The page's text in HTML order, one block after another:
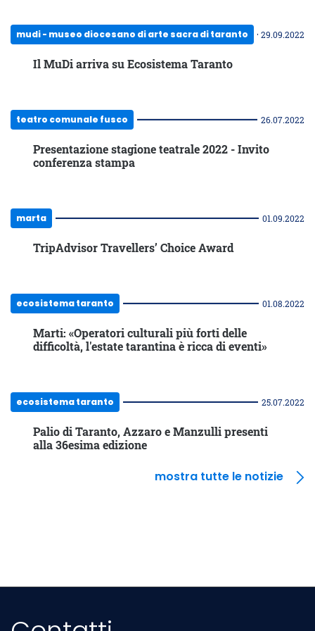
mudi - museo diocesano di arte sacra di taranto 29.09.2022
Il MuDi arriva su Ecosistema Taranto
teatro comunale fusco 26.07.2022
Presentazione stagione teatrale 2022 - Invito
conferenza stampa
marta 01.09.2022
TripAdvisor Travellers’ Choice Award
ecosistema taranto 01.08.2022
Marti: «Operatori culturali più forti delle
difficoltà, l'estate tarantina è ricca di eventi»
ecosistema taranto 25.07.2022
Palio di Taranto, Azzaro e Manzulli presenti
alla 36esima edizione
mostra tutte le notizie